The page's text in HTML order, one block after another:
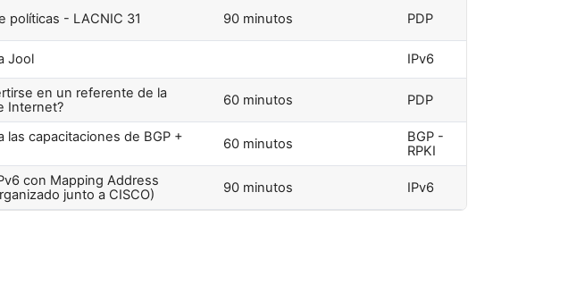
políticas - LACNIC 31 90 minutos PDP
Jool IPv6
en un referente de la
Internet?
60 minutos PDP
las capacitaciones de BGP +
60 minutos
BGP -
RPKI
con Mapping Address
junto a CISCO)
90 minutos IPv6